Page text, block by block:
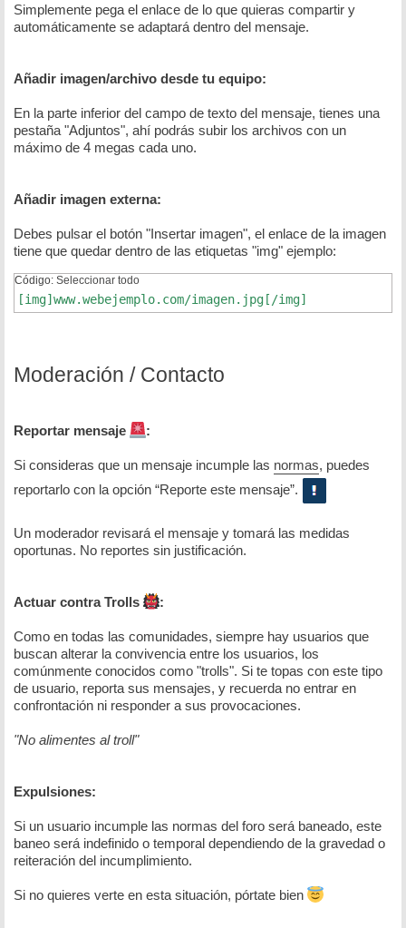
Simplemente pega el enlace de lo que quieras compartir y
automáticamente se adaptará dentro del mensaje.
Añadir imagen/archivo desde tu equipo:
En la parte inferior del campo de texto del mensaje, tienes una
pestaña "Adjuntos", ahí podrás subir los archivos con un
máximo de 4 megas cada uno.
Añadir imagen externa:
Debes pulsar el botón "Insertar imagen", el enlace de la imagen
tiene que quedar dentro de las etiquetas "img" ejemplo:
Código: Seleccionar todo
[img]www.webejemplo.com/imagen.jpg[/img]
Moderación / Contacto
Reportar mensaje :
Si consideras que un mensaje incumple las normas, puedes
reportarlo con la opción “Reporte este mensaje”.
Un moderador revisará el mensaje y tomará las medidas
oportunas. No reportes sin justificación.
Actuar contra Trolls :
Como en todas las comunidades, siempre hay usuarios que
buscan alterar la convivencia entre los usuarios, los
comúnmente conocidos como "trolls". Si te topas con este tipo
de usuario, reporta sus mensajes, y recuerda no entrar en
confrontación ni responder a sus provocaciones.
"No alimentes al troll"
Expulsiones:
Si un usuario incumple las normas del foro será baneado, este
baneo será indefinido o temporal dependiendo de la gravedad o
reiteración del incumplimiento.
Si no quieres verte en esta situación, pórtate bien